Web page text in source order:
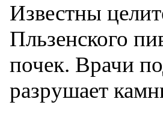
Известны
Пльзенского
почек. Врачи
разрушает